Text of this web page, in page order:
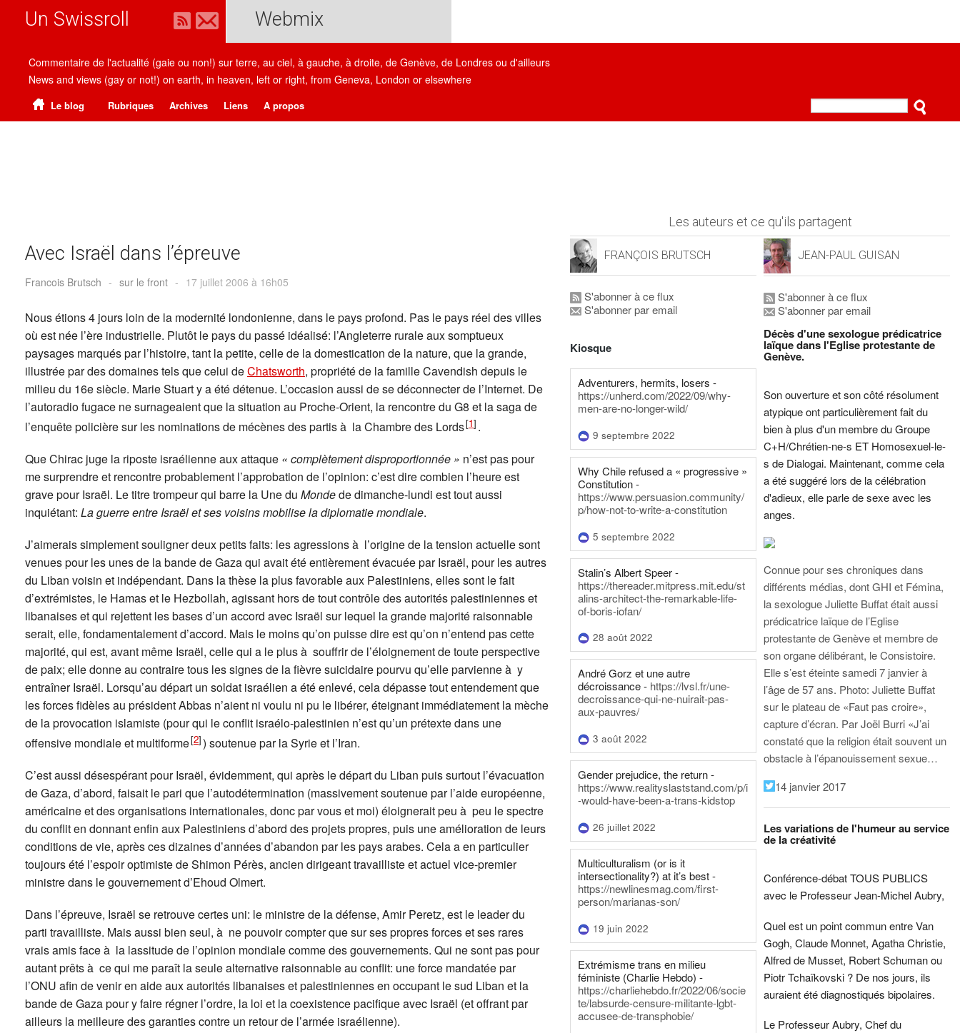
Un Swissroll Webmix
Commentaire de l'actualité (gaie ou non!) sur terre, au ciel, à gauche, à droite, de Genève, de Londres ou d'ailleurs
News and views (gay or not!) on earth, in heaven, left or right, from Geneva, London or elsewhere
Le blog Rubriques Archives Liens A propos
Avec Israël dans l’épreuve
Francois Brutsch - sur le front - 17 juillet 2006 à 16h05
Nous étions 4 jours loin de la modernité londonienne, dans le pays profond. Pas le pays réel des villes
où est née l’ère industrielle. Plutôt le pays du passé idéalisé: l’Angleterre rurale aux somptueux
paysages marqués par l’histoire, tant la petite, celle de la domestication de la nature, que la grande,
illustrée par des domaines tels que celui deChatsworth, propriété de la famille Cavendish depuis le
milieu du 16e siècle. Marie Stuart y a été détenue. L’occasion aussi de se déconnecter de l’Internet. De
l’autoradio fugace ne surnageaient que la situation au Proche-Orient, la rencontre du G8 et la saga de
l’enquête policière sur les nominations de mécènes des partis à la Chambre des Lords[1] .
Que Chirac juge la riposte israélienne aux attaque « complètement disproportionnée » n’est pas pour
me surprendre et rencontre probablement l’approbation de l’opinion: c’est dire combien l’heure est
grave pour Israël. Le titre trompeur qui barre la Une du Mondede dimanche-lundi est tout aussi
inquiétant: La guerre entre Israël et ses voisins mobilise la diplomatie mondiale.
J’aimerais simplement souligner deux petits faits: les agressions à l’origine de la tension actuelle sont
venues pour les unes de la bande de Gaza qui avait été entièrement évacuée par Israël, pour les autres
du Liban voisin et indépendant. Dans la thèse la plus favorable aux Palestiniens, elles sont le fait
d’extrémistes, le Hamas et le Hezbollah, agissant hors de tout contrôle des autorités palestiniennes et
libanaises et qui rejettent les bases d’un accord avec Israël sur lequel la grande majorité raisonnable
serait, elle, fondamentalement d’accord. Mais le moins qu’on puisse dire est qu’on n’entend pas cette
majorité, qui est, avant même Israël, celle qui a le plus à souffrir de l’éloignement de toute perspective
de paix; elle donne au contraire tous les signes de la fièvre suicidaire pourvu qu’elle parvienne à y
entraîner Israël. Lorsqu’au départ un soldat israélien a été enlevé, cela dépasse tout entendement que
les forces fidèles au président Abbas n’aient ni voulu ni pu le libérer, éteignant immédiatement la mèche
de la provocation islamiste (pour qui le conflit israélo-palestinien n’est qu’un prétexte dans une
offensive mondiale et multiforme[2]) soutenue par la Syrie et l’Iran.
C’est aussi désespérant pour Israël, évidemment, qui après le départ du Liban puis surtout l’évacuation
de Gaza, d’abord, faisait le pari que l’autodétermination (massivement soutenue par l’aide européenne,
américaine et des organisations internationales, donc par vous et moi) éloignerait peu à peu le spectre
du conflit en donnant enfin aux Palestiniens d’abord des projets propres, puis une amélioration de leurs
conditions de vie, après ces dizaines d’années d’abandon par les pays arabes. Cela a en particulier
toujours été l’espoir optimiste de Shimon Pérès, ancien dirigeant travailliste et actuel vice-premier
ministre dans le gouvernement d’Ehoud Olmert.
Dans l’épreuve, Israël se retrouve certes uni: le ministre de la défense, Amir Peretz, est le leader du
parti travailliste. Mais aussi bien seul, à ne pouvoir compter que sur ses propres forces et ses rares
vrais amis face à la lassitude de l’opinion mondiale comme des gouvernements. Qui ne sont pas pour
autant prêts à ce qui me paraît la seule alternative raisonnable au conflit: une force mandatée par
l’ONU afin de venir en aide aux autorités libanaises et palestiniennes en occupant le sud Liban et la
bande de Gaza pour y faire régner l’ordre, la loi et la coexistence pacifique avec Israël (et offrant par
ailleurs la meilleure des garanties contre un retour de l’armée israélienne).
Les auteurs et ce qu'ils partagent
FRANÇOIS BRUTSCH
S'abonner à ce flux
S'abonner par email
Kiosque
Adventurers, hermits, losers -
https://unherd.com/2022/09/why-
men-are-no-longer-wild/
9 septembre 2022
Why Chile refused a « progressive »
Constitution -
https://www.persuasion.community/
p/how-not-to-write-a-constitution
5 septembre 2022
Stalin’s Albert Speer -
https://thereader.mitpress.mit.edu/st
alins-architect-the-remarkable-life-
of-boris-iofan/
28 août 2022
André Gorz et une autre
décroissance - https://lvsl.fr/une-
decroissance-qui-ne-nuirait-pas-
aux-pauvres/
3 août 2022
Gender prejudice, the return -
https://www.realityslaststand.com/p/i
-would-have-been-a-trans-kidstop
26 juillet 2022
Multiculturalism (or is it
intersectionality?) at it’s best -
https://newlinesmag.com/first-
person/marianas-son/
19 juin 2022
Extrémisme trans en milieu
féministe (Charlie Hebdo) -
https://charliehebdo.fr/2022/06/socie
te/labsurde-censure-militante-lgbt-
accusee-de-transphobie/
JEAN-PAUL GUISAN
S'abonner à ce flux
S'abonner par email
Décès d'une sexologue prédicatrice
laïque dans l'Eglise protestante de
Genève.
Son ouverture et son côté résolument
atypique ont particulièrement fait du
bien à plus d'un membre du Groupe
C+H/Chrétien-ne-s ET Homosexuel-le-
s de Dialogai. Maintenant, comme cela
a été suggéré lors de la célébration
d'adieux, elle parle de sexe avec les
anges.
Connue pour ses chroniques dans
différents médias, dont GHI et Fémina,
la sexologue Juliette Buffat était aussi
prédicatrice laïque de l’Eglise
protestante de Genève et membre de
son organe délibérant, le Consistoire.
Elle s’est éteinte samedi 7 janvier à
l’âge de 57 ans. Photo: Juliette Buffat
sur le plateau de «Faut pas croire»,
capture d’écran. Par Joël Burri «J’ai
constaté que la religion était souvent un
obstacle à l’épanouissement sexue…
14 janvier 2017
Les variations de l'humeur au service
de la créativité
Conférence-débat TOUS PUBLICS
avec le Professeur Jean-Michel Aubry,
Quel est un point commun entre Van
Gogh, Claude Monnet, Agatha Christie,
Alfred de Musset, Robert Schuman ou
Piotr Tchaïkovski ? De nos jours, ils
auraient été diagnostiqués bipolaires.
Le Professeur Aubry, Chef du